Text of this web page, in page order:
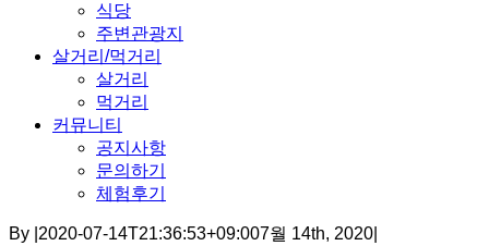
식당
주변관광지
살거리/먹거리
살거리
먹거리
커뮤니티
공지사항
문의하기
체험후기
By 2020-07-14T21:36:53+09:007월 14th, 2020